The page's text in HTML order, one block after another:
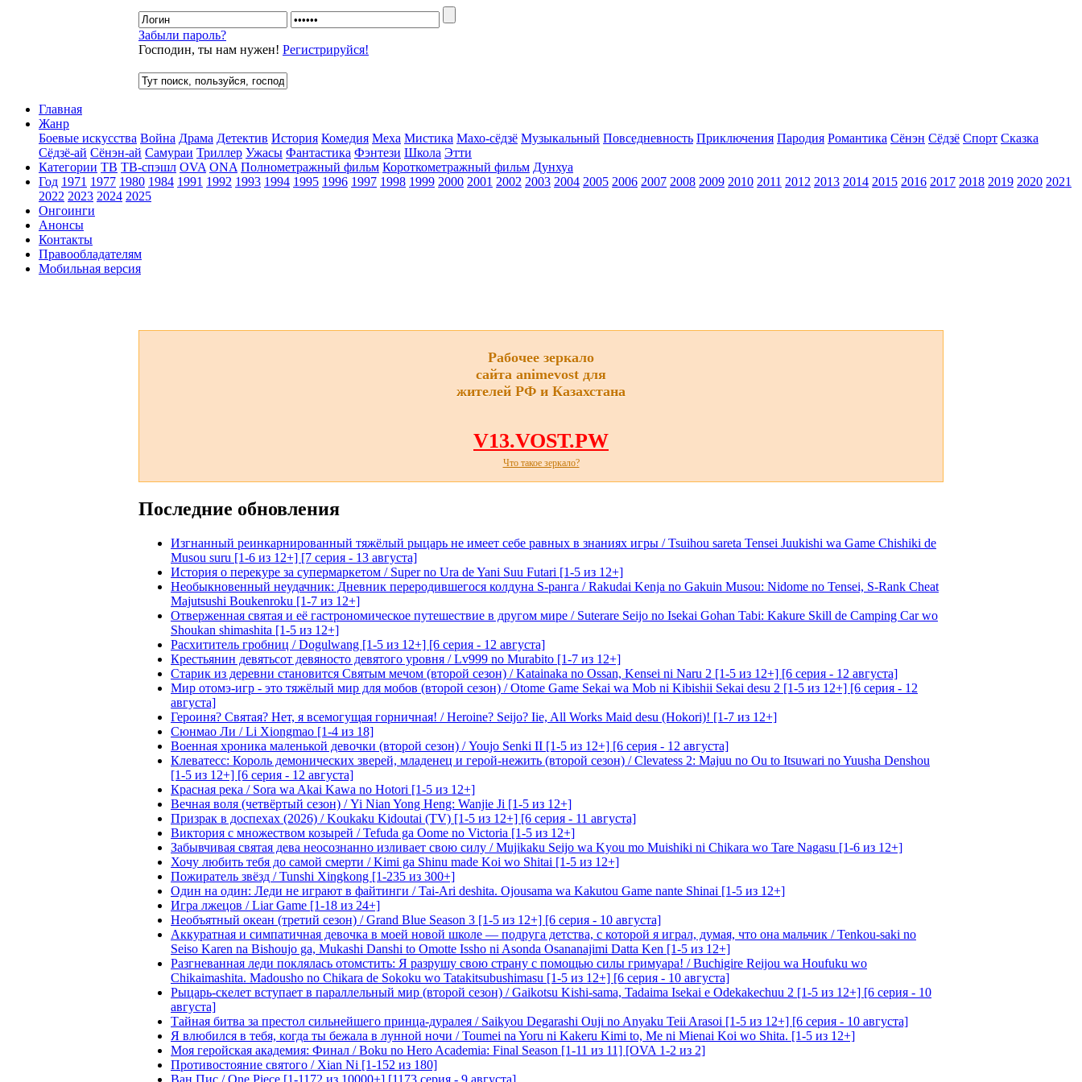
Забыли пароль?
Господин, ты нам нужен! Регистрируйся!
Главная
Жанр
Боевые искусства Война Драма Детектив История Комедия Меха Мистика Махо-сёдзё Музыкальный Повседневность Приключения Пародия Романтика Сёнэн Сёдзё Спорт Сказка
Сёдзё-ай Сёнэн-ай Самураи Триллер Ужасы Фантастика Фэнтези Школа Этти
Категории ТВ ТВ-спэшл OVA ONA Полнометражный фильм Короткометражный фильм Дунхуа
Год 1971 1977 1980 1984 1991 1992 1993 1994 1995 1996 1997 1998 1999 2000 2001 2002 2003 2004 2005 2006 2007 2008 2009 2010 2011 2012 2013 2014 2015 2016 2017 2018 2019 2020 2021
2022 2023 2024 2025
Онгоинги
Анонсы
Контакты
Правообладателям
Мобильная версия
Рабочее зеркало
сайта animevost для
жителей РФ и Казахстана
V13.VOST.PW
Что такое зеркало?
Последние обновления
Изгнанный реинкарнированный тяжёлый рыцарь не имеет себе равных в знаниях игры / Tsuihou sareta Tensei Juukishi wa Game Chishiki de
Musou suru [1-6 из 12+] [7 серия - 13 августа]
История о перекуре за супермаркетом / Super no Ura de Yani Suu Futari [1-5 из 12+]
Необыкновенный неудачник: Дневник переродившегося колдуна S-ранга / Rakudai Kenja no Gakuin Musou: Nidome no Tensei, S-Rank Cheat
Majutsushi Boukenroku [1-7 из 12+]
Отверженная святая и её гастрономическое путешествие в другом мире / Suterare Seijo no Isekai Gohan Tabi: Kakure Skill de Camping Car wo
Shoukan shimashita [1-5 из 12+]
Расхититель гробниц / Dogulwang [1-5 из 12+] [6 серия - 12 августа]
Крестьянин девятьсот девяносто девятого уровня / Lv999 no Murabito [1-7 из 12+]
Старик из деревни становится Святым мечом (второй сезон) / Katainaka no Ossan, Kensei ni Naru 2 [1-5 из 12+] [6 серия - 12 августа]
Мир отомэ-игр - это тяжёлый мир для мобов (второй сезон) / Otome Game Sekai wa Mob ni Kibishii Sekai desu 2 [1-5 из 12+] [6 серия - 12
августа]
Героиня? Святая? Нет, я всемогущая горничная! / Heroine? Seijo? Iie, All Works Maid desu (Hokori)! [1-7 из 12+]
Сюнмао Ли / Li Xiongmao [1-4 из 18]
Военная хроника маленькой девочки (второй сезон) / Youjo Senki II [1-5 из 12+] [6 серия - 12 августа]
Клеватесс: Король демонических зверей, младенец и герой-нежить (второй сезон) / Clevatess 2: Majuu no Ou to Itsuwari no Yuusha Denshou
[1-5 из 12+] [6 серия - 12 августа]
Красная река / Sora wa Akai Kawa no Hotori [1-5 из 12+]
Вечная воля (четвёртый сезон) / Yi Nian Yong Heng: Wanjie Ji [1-5 из 12+]
Призрак в доспехах (2026) / Koukaku Kidoutai (TV) [1-5 из 12+] [6 серия - 11 августа]
Виктория с множеством козырей / Tefuda ga Oome no Victoria [1-5 из 12+]
Забывчивая святая дева неосознанно изливает свою силу / Mujikaku Seijo wa Kyou mo Muishiki ni Chikara wo Tare Nagasu [1-6 из 12+]
Хочу любить тебя до самой смерти / Kimi ga Shinu made Koi wo Shitai [1-5 из 12+]
Пожиратель звёзд / Tunshi Xingkong [1-235 из 300+]
Один на один: Леди не играют в файтинги / Tai-Ari deshita. Ojousama wa Kakutou Game nante Shinai [1-5 из 12+]
Игра лжецов / Liar Game [1-18 из 24+]
Необъятный океан (третий сезон) / Grand Blue Season 3 [1-5 из 12+] [6 серия - 10 августа]
Аккуратная и симпатичная девочка в моей новой школе — подруга детства, с которой я играл, думая, что она мальчик / Tenkou-saki no
Seiso Karen na Bishoujo ga, Mukashi Danshi to Omotte Issho ni Asonda Osananajimi Datta Ken [1-5 из 12+]
Разгневанная леди поклялась отомстить: Я разрушу свою страну с помощью силы гримуара! / Buchigire Reijou wa Houfuku wo
Chikaimashita. Madousho no Chikara de Sokoku wo Tatakitsubushimasu [1-5 из 12+] [6 серия - 10 августа]
Рыцарь-скелет вступает в параллельный мир (второй сезон) / Gaikotsu Kishi-sama, Tadaima Isekai e Odekakechuu 2 [1-5 из 12+] [6 серия - 10
августа]
Тайная битва за престол сильнейшего принца-дуралея / Saikyou Degarashi Ouji no Anyaku Teii Arasoi [1-5 из 12+] [6 серия - 10 августа]
Я влюбился в тебя, когда ты бежала в лунной ночи / Toumei na Yoru ni Kakeru Kimi to, Me ni Mienai Koi wo Shita. [1-5 из 12+]
Моя геройская академия: Финал / Boku no Hero Academia: Final Season [1-11 из 11] [OVA 1-2 из 2]
Противостояние святого / Xian Ni [1-152 из 180]
Ван Пис / One Piece [1-1172 из 10000+] [1173 серия - 9 августа]